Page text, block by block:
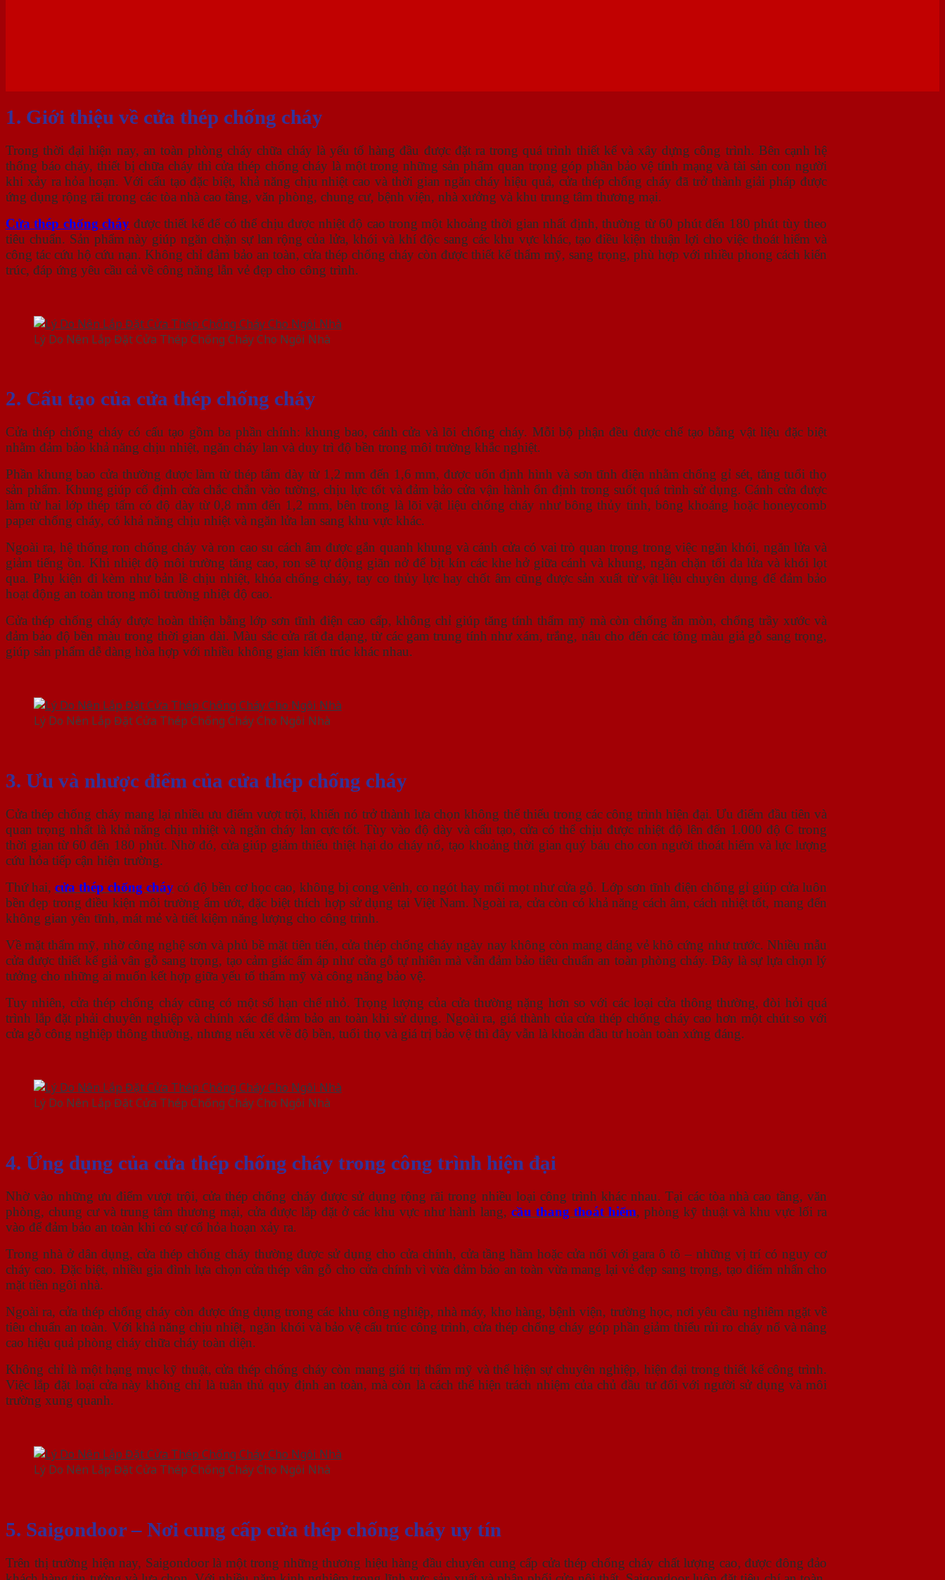
1. Giới thiệu về cửa thép chống cháy
Trong thời đại hiện nay, an toàn phòng cháy chữa cháy là yếu tố hàng đầu được đặt ra trong quá trình thiết kế và xây dựng công trình. Bên cạnh hệ
thống báo cháy, thiết bị chữa cháy thì cửa thép chống cháy là một trong những sản phẩm quan trọng góp phần bảo vệ tính mạng và tài sản con người
khi xảy ra hỏa hoạn. Với cấu tạo đặc biệt, khả năng chịu nhiệt cao và thời gian ngăn cháy hiệu quả, cửa thép chống cháy đã trở thành giải pháp được
ứng dụng rộng rãi trong các tòa nhà cao tầng, văn phòng, chung cư, bệnh viện, nhà xưởng và khu trung tâm thương mại.
Cửa thép chống cháy được thiết kế để có thể chịu được nhiệt độ cao trong một khoảng thời gian nhất định, thường từ 60 phút đến 180 phút tùy theo
tiêu chuẩn. Sản phẩm này giúp ngăn chặn sự lan rộng của lửa, khói và khí độc sang các khu vực khác, tạo điều kiện thuận lợi cho việc thoát hiểm và
công tác cứu hộ cứu nạn. Không chỉ đảm bảo an toàn, cửa thép chống cháy còn được thiết kế thẩm mỹ, sang trọng, phù hợp với nhiều phong cách kiến
trúc, đáp ứng yêu cầu cả về công năng lẫn vẻ đẹp cho công trình.
Lý Do Nên Lắp Đặt Cửa Thép Chống Cháy Cho Ngôi Nhà
2. Cấu tạo của cửa thép chống cháy
Cửa thép chống cháy có cấu tạo gồm ba phần chính: khung bao, cánh cửa và lõi chống cháy. Mỗi bộ phận đều được chế tạo bằng vật liệu đặc biệt
nhằm đảm bảo khả năng chịu nhiệt, ngăn cháy lan và duy trì độ bền trong môi trường khắc nghiệt.
Phần khung bao cửa thường được làm từ thép tấm dày từ 1,2 mm đến 1,6 mm, được uốn định hình và sơn tĩnh điện nhằm chống gỉ sét, tăng tuổi thọ
sản phẩm. Khung giúp cố định cửa chắc chắn vào tường, chịu lực tốt và đảm bảo cửa vận hành ổn định trong suốt quá trình sử dụng. Cánh cửa được
làm từ hai lớp thép tấm có độ dày từ 0,8 mm đến 1,2 mm, bên trong là lõi vật liệu chống cháy như bông thủy tinh, bông khoáng hoặc honeycomb
paper chống cháy, có khả năng chịu nhiệt và ngăn lửa lan sang khu vực khác.
Ngoài ra, hệ thống ron chống cháy và ron cao su cách âm được gắn quanh khung và cánh cửa có vai trò quan trọng trong việc ngăn khói, ngăn lửa và
giảm tiếng ồn. Khi nhiệt độ môi trường tăng cao, ron sẽ tự động giãn nở để bịt kín các khe hở giữa cánh và khung, ngăn chặn tối đa lửa và khói lọt
qua. Phụ kiện đi kèm như bản lề chịu nhiệt, khóa chống cháy, tay co thủy lực hay chốt âm cũng được sản xuất từ vật liệu chuyên dụng để đảm bảo
hoạt động an toàn trong môi trường nhiệt độ cao.
Cửa thép chống cháy được hoàn thiện bằng lớp sơn tĩnh điện cao cấp, không chỉ giúp tăng tính thẩm mỹ mà còn chống ăn mòn, chống trầy xước và
đảm bảo độ bền màu trong thời gian dài. Màu sắc cửa rất đa dạng, từ các gam trung tính như xám, trắng, nâu cho đến các tông màu giả gỗ sang trọng,
giúp sản phẩm dễ dàng hòa hợp với nhiều không gian kiến trúc khác nhau.
Lý Do Nên Lắp Đặt Cửa Thép Chống Cháy Cho Ngôi Nhà
3. Ưu và nhược điểm của cửa thép chống cháy
Cửa thép chống cháy mang lại nhiều ưu điểm vượt trội, khiến nó trở thành lựa chọn không thể thiếu trong các công trình hiện đại. Ưu điểm đầu tiên và
quan trọng nhất là khả năng chịu nhiệt và ngăn cháy lan cực tốt. Tùy vào độ dày và cấu tạo, cửa có thể chịu được nhiệt độ lên đến 1.000 độ C trong
thời gian từ 60 đến 180 phút. Nhờ đó, cửa giúp giảm thiểu thiệt hại do cháy nổ, tạo khoảng thời gian quý báu cho con người thoát hiểm và lực lượng
cứu hỏa tiếp cận hiện trường.
Thứ hai,cửa thép chống cháy có độ bền cơ học cao, không bị cong vênh, co ngót hay mối mọt như cửa gỗ. Lớp sơn tĩnh điện chống gỉ giúp cửa luôn
bền đẹp trong điều kiện môi trường ẩm ướt, đặc biệt thích hợp sử dụng tại Việt Nam. Ngoài ra, cửa còn có khả năng cách âm, cách nhiệt tốt, mang đến
không gian yên tĩnh, mát mẻ và tiết kiệm năng lượng cho công trình.
Về mặt thẩm mỹ, nhờ công nghệ sơn và phủ bề mặt tiên tiến, cửa thép chống cháy ngày nay không còn mang dáng vẻ khô cứng như trước. Nhiều mẫu
cửa được thiết kế giả vân gỗ sang trọng, tạo cảm giác ấm áp như cửa gỗ tự nhiên mà vẫn đảm bảo tiêu chuẩn an toàn phòng cháy. Đây là sự lựa chọn lý
tưởng cho những ai muốn kết hợp giữa yếu tố thẩm mỹ và công năng bảo vệ.
Tuy nhiên, cửa thép chống cháy cũng có một số hạn chế nhỏ. Trọng lượng của cửa thường nặng hơn so với các loại cửa thông thường, đòi hỏi quá
trình lắp đặt phải chuyên nghiệp và chính xác để đảm bảo an toàn khi sử dụng. Ngoài ra, giá thành của cửa thép chống cháy cao hơn một chút so với
cửa gỗ công nghiệp thông thường, nhưng nếu xét về độ bền, tuổi thọ và giá trị bảo vệ thì đây vẫn là khoản đầu tư hoàn toàn xứng đáng.
Lý Do Nên Lắp Đặt Cửa Thép Chống Cháy Cho Ngôi Nhà
4. Ứng dụng của cửa thép chống cháy trong công trình hiện đại
Nhờ vào những ưu điểm vượt trội, cửa thép chống cháy được sử dụng rộng rãi trong nhiều loại công trình khác nhau. Tại các tòa nhà cao tầng, văn
phòng, chung cư và trung tâm thương mại, cửa được lắp đặt ở các khu vực như hành lang, cầu thang thoát hiểm, phòng kỹ thuật và khu vực lối ra
vào để đảm bảo an toàn khi có sự cố hỏa hoạn xảy ra.
Trong nhà ở dân dụng, cửa thép chống cháy thường được sử dụng cho cửa chính, cửa tầng hầm hoặc cửa nối với gara ô tô – những vị trí có nguy cơ
cháy cao. Đặc biệt, nhiều gia đình lựa chọn cửa thép vân gỗ cho cửa chính vì vừa đảm bảo an toàn vừa mang lại vẻ đẹp sang trọng, tạo điểm nhấn cho
mặt tiền ngôi nhà.
Ngoài ra, cửa thép chống cháy còn được ứng dụng trong các khu công nghiệp, nhà máy, kho hàng, bệnh viện, trường học, nơi yêu cầu nghiêm ngặt về
tiêu chuẩn an toàn. Với khả năng chịu nhiệt, ngăn khói và bảo vệ cấu trúc công trình, cửa thép chống cháy góp phần giảm thiểu rủi ro cháy nổ và nâng
cao hiệu quả phòng cháy chữa cháy toàn diện.
Không chỉ là một hạng mục kỹ thuật, cửa thép chống cháy còn mang giá trị thẩm mỹ và thể hiện sự chuyên nghiệp, hiện đại trong thiết kế công trình.
Việc lắp đặt loại cửa này không chỉ là tuân thủ quy định an toàn, mà còn là cách thể hiện trách nhiệm của chủ đầu tư đối với người sử dụng và môi
trường xung quanh.
Lý Do Nên Lắp Đặt Cửa Thép Chống Cháy Cho Ngôi Nhà
5. Saigondoor – Nơi cung cấp cửa thép chống cháy uy tín
Trên thị trường hiện nay, Saigondoor là một trong những thương hiệu hàng đầu chuyên cung cấp cửa thép chống cháy chất lượng cao, được đông đảo